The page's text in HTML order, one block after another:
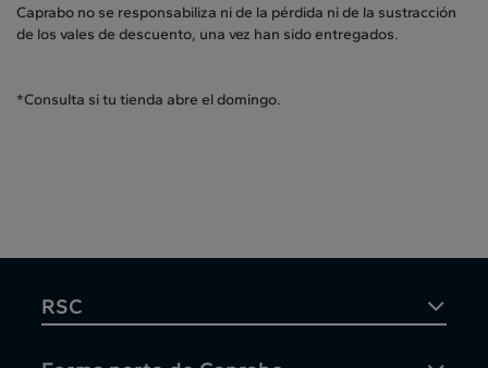
Caprabo no se responsabiliza ni de la pérdida ni de la sustracción
de los vales de descuento, una vez han sido entregados.
*Consulta si tu tienda abre el domingo.
RSC